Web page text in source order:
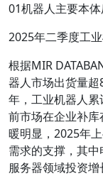
01机器人主要本
2025年二季度工
根据MIR
器人市场出货量
年，工业机器人
前市场在企业补
暖明显，2025年
需求的支撑，其
服务器领域投资